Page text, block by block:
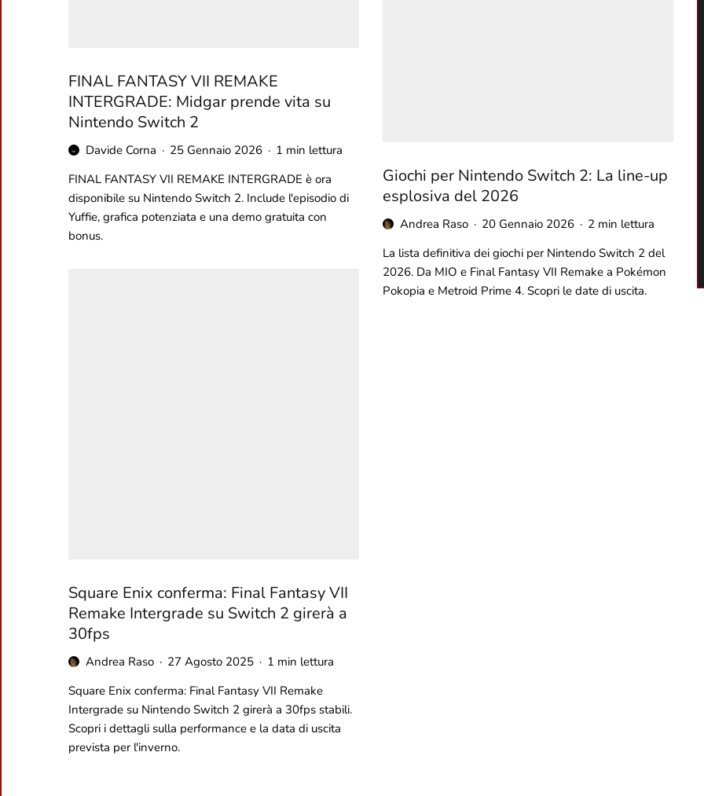
FINAL FANTASY VII REMAKE
INTERGRADE: Midgar prende vita su
Nintendo Switch 2
Davide Corna · 25 Gennaio 2026 · 1 min lettura
FINAL FANTASY VII REMAKE INTERGRADE è ora
disponibile su Nintendo Switch 2. Include l'episodio di
Yuffie, grafica potenziata e una demo gratuita con
bonus.
Square Enix conferma: Final Fantasy VII
Remake Intergrade su Switch 2 girerà a
30fps
Andrea Raso · 27 Agosto 2025 · 1 min lettura
Square Enix conferma: Final Fantasy VII Remake
Intergrade su Nintendo Switch 2 girerà a 30fps stabili.
Scopri i dettagli sulla performance e la data di uscita
prevista per l'inverno.
Giochi per Nintendo Switch 2: La line-up
esplosiva del 2026
Andrea Raso · 20 Gennaio 2026 · 2 min lettura
La lista definitiva dei giochi per Nintendo Switch 2 del
2026. Da MIO e Final Fantasy VII Remake a Pokémon
Pokopia e Metroid Prime 4. Scopri le date di uscita.